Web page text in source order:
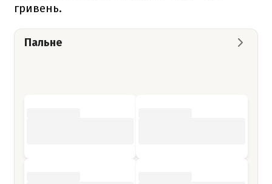
гривень.
Пальне